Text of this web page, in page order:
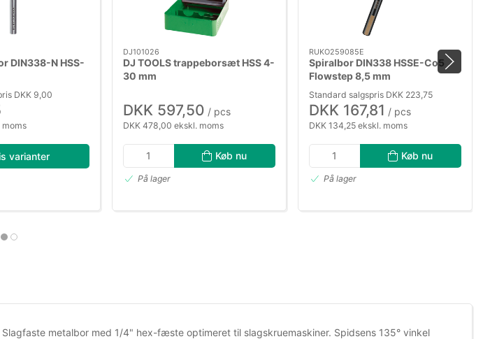
DIN338-N HSS-
DKK 9,00
moms
varianter
DJ101026
DJ TOOLS trappeborsæt HSS 4-
30 mm
DKK 597,50 / pcs
DKK 478,00 ekskl. moms
Køb nu
På lager
RUKO259085E
Spiralbor DIN338 HSSE-Co5
Flowstep 8,5 mm
Standard salgspris DKK 223,75
DKK 167,81 / pcs
DKK 134,25 ekskl. moms
Køb nu
På lager
metalbor med 1/4" hex-fæste optimeret til slagskruemaskiner. Spidsens 135° vinkel